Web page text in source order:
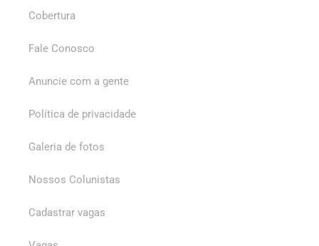
Cobertura
Fale Conosco
Anuncie com a gente
Política de privacidade
Galeria de fotos
Nossos Colunistas
Cadastrar vagas